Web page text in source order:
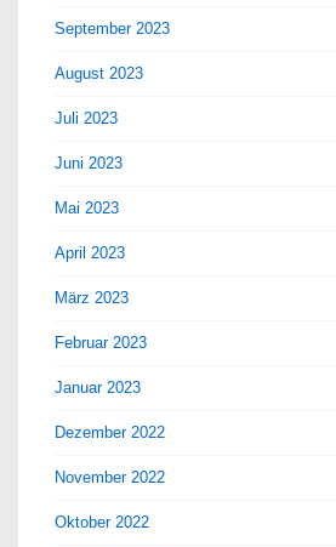
September 2023
August 2023
Juli 2023
Juni 2023
Mai 2023
April 2023
März 2023
Februar 2023
Januar 2023
Dezember 2022
November 2022
Oktober 2022